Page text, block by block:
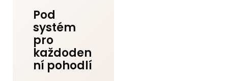
Pod
systém
pro
každoden
ní pohodlí